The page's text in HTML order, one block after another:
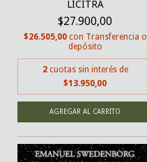
LICITRA
$27.900,00
$26.505,00 con Transferencia o
depósito
2 cuotas sin interés de
$13.950,00